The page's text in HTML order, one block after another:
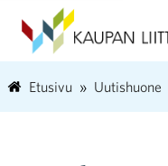
Etusivu Uutishuone